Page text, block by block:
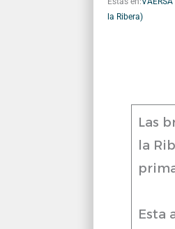
la Ribera)
Las
la
Esta